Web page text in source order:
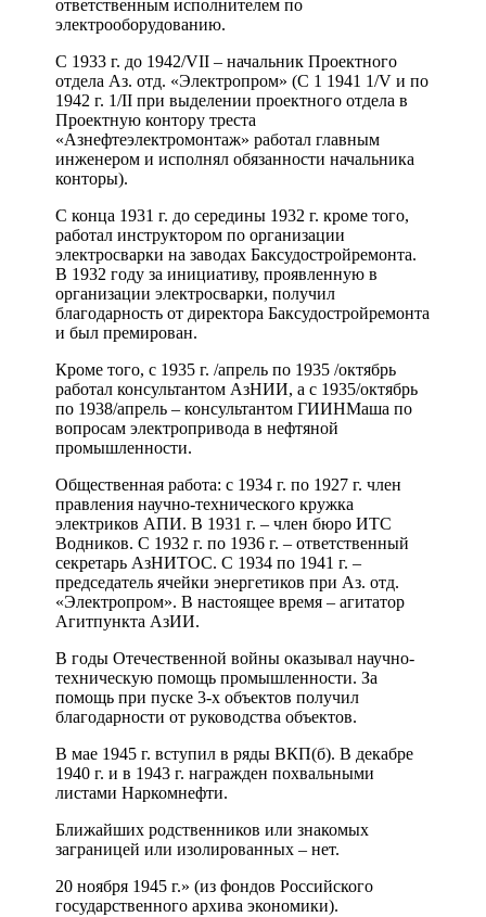
ответственным исполнителем по
электрооборудованию.
С 1933 г. до 1942/VII – начальник Проектного
отдела Аз. отд. «Электропром» (С 1 1941 1/V и по
1942 г. 1/II при выделении проектного отдела в
Проектную контору треста
«Азнефтеэлектромонтаж» работал главным
инженером и исполнял обязанности начальника
конторы).
С конца 1931 г. до середины 1932 г. кроме того,
работал инструктором по организации
электросварки на заводах Баксудостройремонта.
В 1932 году за инициативу, проявленную в
организации электросварки, получил
благодарность от директора Баксудостройремонта
и был премирован.
Кроме того, с 1935 г. /апрель по 1935 /октябрь
работал консультантом АзНИИ, а с 1935/октябрь
по 1938/апрель – консультантом ГИИНМаша по
вопросам электропривода в нефтяной
промышленности.
Общественная работа: с 1934 г. по 1927 г. член
правления научно-технического кружка
электриков АПИ. В 1931 г. – член бюро ИТС
Водников. С 1932 г. по 1936 г. – ответственный
секретарь АзНИТОС. С 1934 по 1941 г. –
председатель ячейки энергетиков при Аз. отд.
«Электропром». В настоящее время – агитатор
Агитпункта АзИИ.
В годы Отечественной войны оказывал научно-
техническую помощь промышленности. За
помощь при пуске 3-х объектов получил
благодарности от руководства объектов.
В мае 1945 г. вступил в ряды ВКП(б). В декабре
1940 г. и в 1943 г. награжден похвальными
листами Наркомнефти.
Ближайших родственников или знакомых
заграницей или изолированных – нет.
20 ноября 1945 г.» (из фондов Российского
государственного архива экономики).